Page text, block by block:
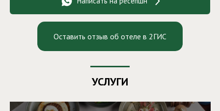
Оставить отзыв об отеле в 2ГИС
УСЛУГИ